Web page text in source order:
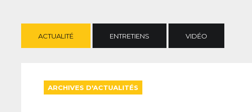
ACTUALITÉ ENTRETIENS VIDÉO
ARCHIVES D'ACTUALITÉS